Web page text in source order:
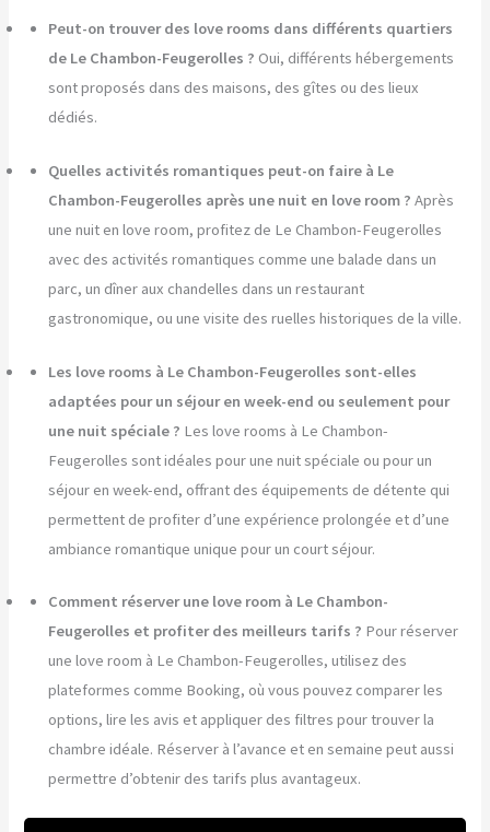
Peut-on trouver des love rooms dans différents quartiers
de Le Chambon-Feugerolles ? Oui, différents hébergements
sont proposés dans des maisons, des gîtes ou des lieux
dédiés.
Quelles activités romantiques peut-on faire à Le
Chambon-Feugerolles après une nuit en love room ? Après
une nuit en love room, profitez de Le Chambon-Feugerolles
avec des activités romantiques comme une balade dans un
parc, un dîner aux chandelles dans un restaurant
gastronomique, ou une visite des ruelles historiques de la ville.
Les love rooms à Le Chambon-Feugerolles sont-elles
adaptées pour un séjour en week-end ou seulement pour
une nuit spéciale ? Les love rooms à Le Chambon-
Feugerolles sont idéales pour une nuit spéciale ou pour un
séjour en week-end, offrant des équipements de détente qui
permettent de profiter d’une expérience prolongée et d’une
ambiance romantique unique pour un court séjour.
Comment réserver une love room à Le Chambon-
Feugerolles et profiter des meilleurs tarifs ? Pour réserver
une love room à Le Chambon-Feugerolles, utilisez des
plateformes comme Booking, où vous pouvez comparer les
options, lire les avis et appliquer des filtres pour trouver la
chambre idéale. Réserver à l’avance et en semaine peut aussi
permettre d’obtenir des tarifs plus avantageux.